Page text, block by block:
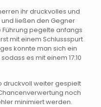
ihr druckvolles und
ließen den Gegner
pegelte anfangs
mit einem Schlussspurt
konnte man sich ein
es mit einem 17:10
druckvoll weiter gespielt
noch
minimiert werden.